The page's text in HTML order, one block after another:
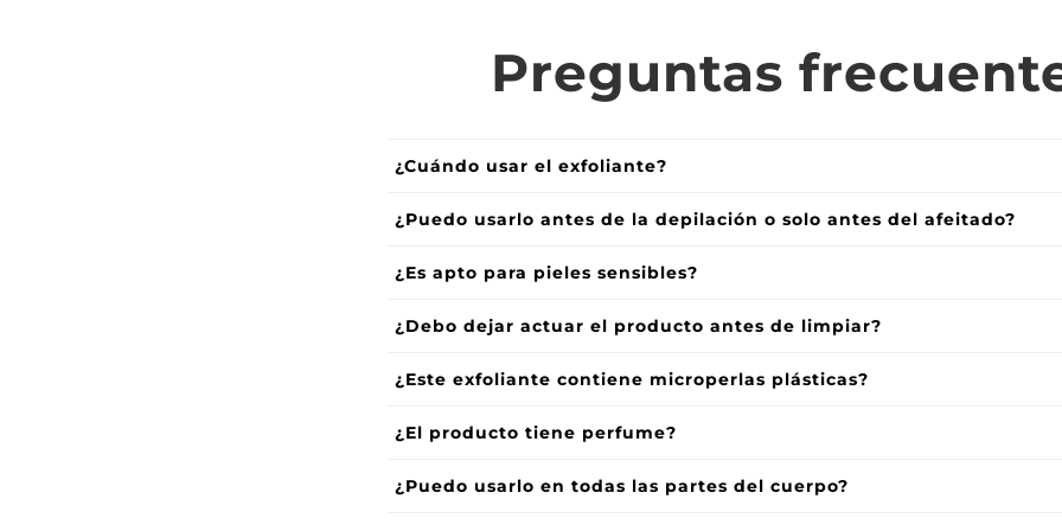
Preguntas
¿Cuándo usar el exfoliante?
¿Puedo usarlo antes de la depilación o solo antes del afeitado?
¿Es apto para pieles sensibles?
¿Debo dejar actuar el producto antes de limpiar?
¿Este exfoliante contiene microperlas plásticas?
¿El producto tiene perfume?
¿Puedo usarlo en todas las partes del cuerpo?